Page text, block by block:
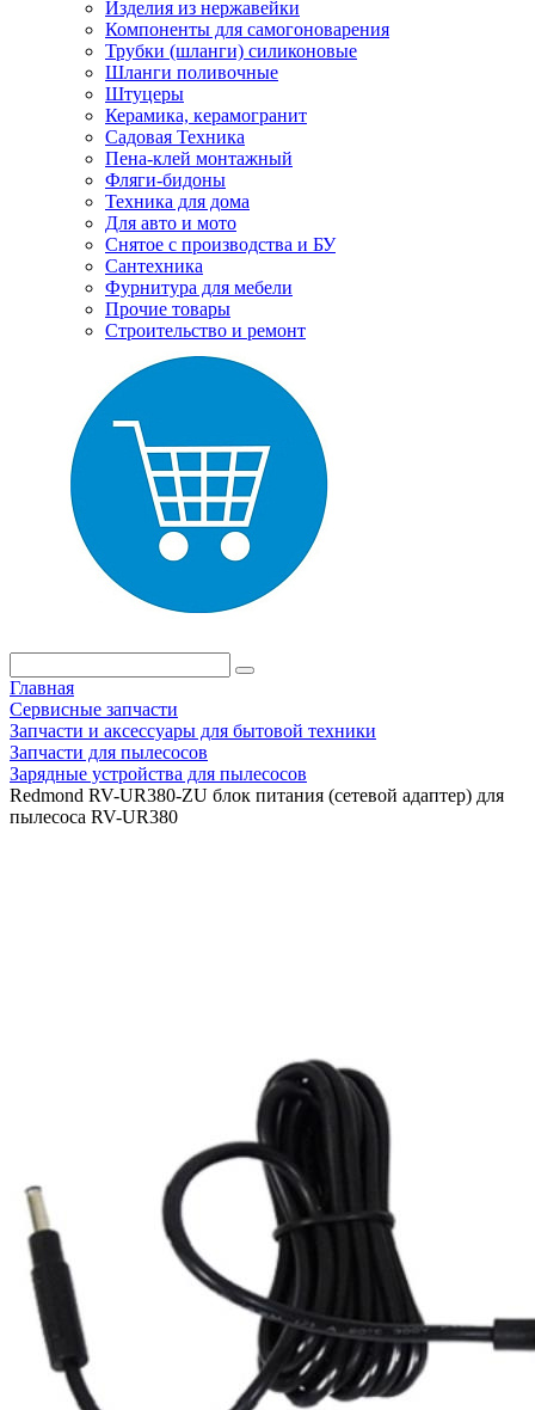
Изделия из нержавейки
Компоненты для самогоноварения
Трубки (шланги) силиконовые
Шланги поливочные
Штуцеры
Керамика, керамогранит
Садовая Техника
Пена-клей монтажный
Фляги-бидоны
Техника для дома
Для авто и мото
Снятое с производства и БУ
Сантехника
Фурнитура для мебели
Прочие товары
Строительство и ремонт
Главная
Сервисные запчасти
Запчасти и аксессуары для бытовой техники
Запчасти для пылесосов
Зарядные устройства для пылесосов
Redmond RV-UR380-ZU блок питания (сетевой адаптер) для
пылесоса RV-UR380